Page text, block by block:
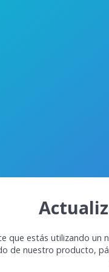
que estás utilizando un
de nuestro producto,